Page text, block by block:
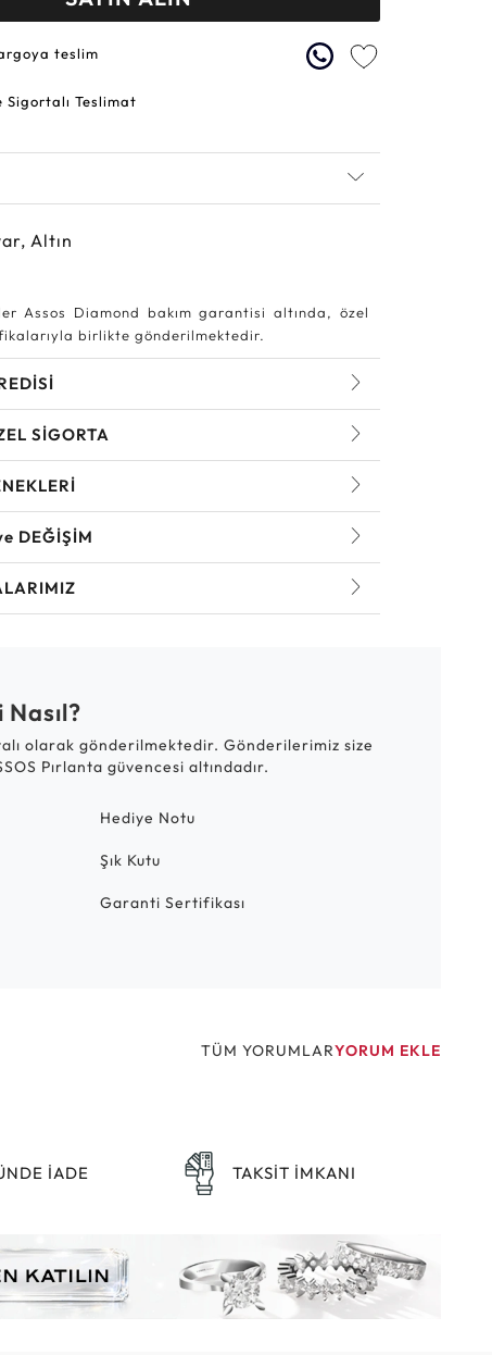
teslim
Sigortalı Teslimat
Altın
Assos Diamond bakım garantisi altında, özel
birlikte gönderilmektedir.
SİGORTA
DEĞİŞİM
olarak gönderilmektedir. Gönderilerimiz size
Pırlanta güvencesi altındadır.
Hediye Notu
Şık Kutu
Garanti Sertifikası
TÜM YORUMLARYORUM EKLE
İADE TAKSİT İMKANI